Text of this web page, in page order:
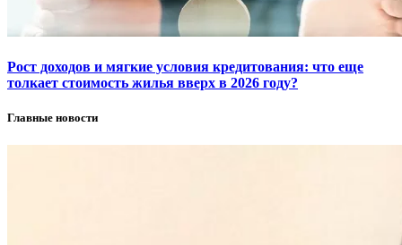
Рост доходов и мягкие условия кредитования: что еще
толкает стоимость жилья вверх в 2026 году?
Главные новости